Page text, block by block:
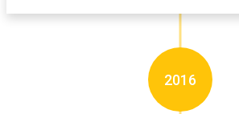
2016